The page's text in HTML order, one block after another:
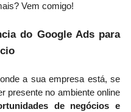
Vem comigo!
do Google Ads para
a sua empresa está, se
de negócios e